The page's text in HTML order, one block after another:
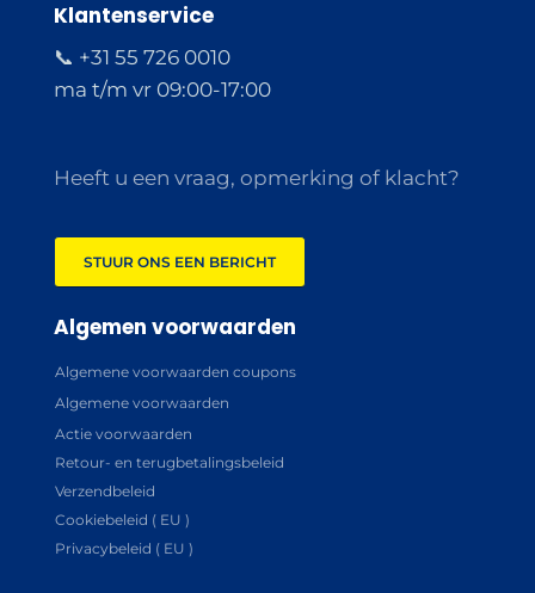
Klantenservice
📞 +31 55 726 0010
ma t/m vr 09:00-17:00
Heeft u een vraag, opmerking of klacht?
STUUR ONS EEN BERICHT
Algemen voorwaarden
Algemene voorwaarden coupons
Algemene voorwaarden
Actie voorwaarden
Retour- en terugbetalingsbeleid
Verzendbeleid
Cookiebeleid ( EU )
Privacybeleid ( EU )